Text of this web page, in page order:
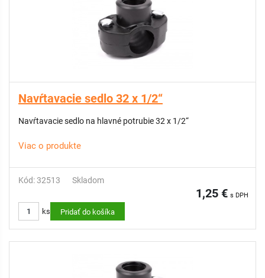
Navŕtavacie sedlo 32 x 1/2“
Navŕtavacie sedlo na hlavné potrubie 32 x 1/2“
Viac o produkte
Kód: 32513 Skladom
1,25 € s DPH
ks Pridať do košíka